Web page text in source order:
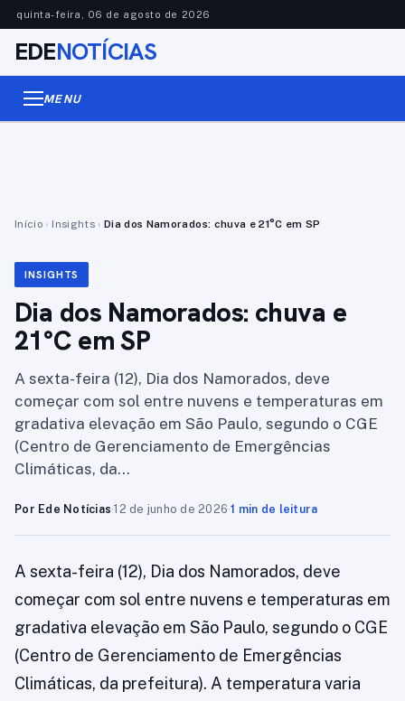
quinta-feira, 06 de agosto de 2026
EDENOTÍCIAS
MENU
Início › Insights › Dia dos Namorados: chuva e 21°C em SP
INSIGHTS
Dia dos Namorados: chuva e
21°C em SP
A sexta-feira (12), Dia dos Namorados, deve
começar com sol entre nuvens e temperaturas em
gradativa elevação em São Paulo, segundo o CGE
(Centro de Gerenciamento de Emergências
Climáticas, da…
Por Ede Notícias·12 de junho de 2026·1 min de leitura
A sexta-feira (12), Dia dos Namorados, deve
começar com sol entre nuvens e temperaturas em
gradativa elevação em São Paulo, segundo o CGE
(Centro de Gerenciamento de Emergências
Climáticas, da prefeitura). A temperatura varia